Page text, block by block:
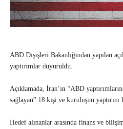
ABD Dışişleri Bakanlığından yapılan
yaptırımlar duyuruldu.
Açıklamada, İran’ın “ABD
sağlayan” 18 kişi ve kuruluşun yaptırım
Hedef alınanlar arasında finans ve